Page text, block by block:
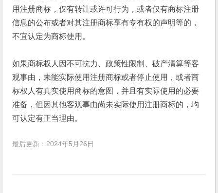
用注册商标，仅有转让或许可行为，或者仅有商标注册
信息的公布或者对其注册商标享有专有权的声明等的，
不宜认定为商标使用。
如果商标权人因不可抗力、政策性限制、破产清算等客
观事由，未能实际使用注册商标或者停止使用，或者商
标权人有真实使用商标的意图，并且有实际使用的必要
准备，但因其他客观事由尚未实际使用注册商标的，均
可认定有正当理由。
最后更新：2024年5月26日